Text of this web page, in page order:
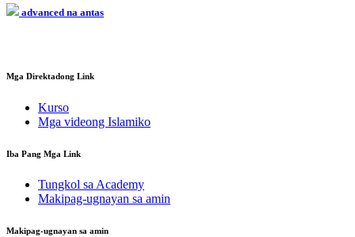
advanced na antas
Mga Direktadong Link
Kurso
Mga videong Islamiko
Iba Pang Mga Link
Tungkol sa Academy
Makipag-ugnayan sa amin
Makipag-ugnayan sa amin